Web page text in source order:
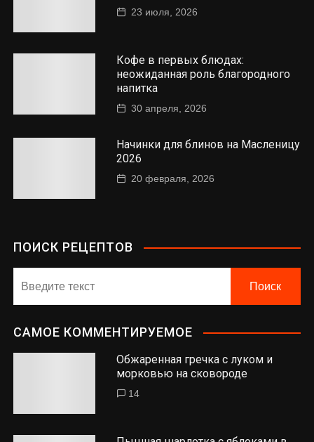
23 июля, 2026
Кофе в первых блюдах:
неожиданная роль благородного
напитка
30 апреля, 2026
Начинки для блинов на Масленицу
2026
20 февраля, 2026
ПОИСК РЕЦЕПТОВ
САМОЕ КОММЕНТИРУЕМОЕ
Обжаренная гречка с луком и
морковью на сковороде
14